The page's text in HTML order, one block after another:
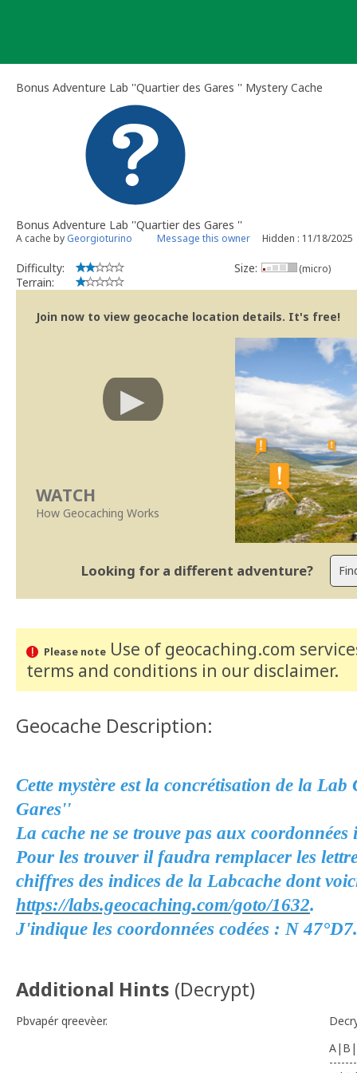
Bonus Adventure Lab ''Quartier des Gares '' Mystery Cache
Bonus Adventure Lab ''Quartier des Gares ''
A cache by Georgioturino Message this owner Hidden : 11/18/2025
Difficulty:
Terrain:
Size: (micro)
Join now to view geocache location details. It's free!
WATCH
How Geocaching Works
Looking for a different adventure?
Please noteUse of geocaching.com
terms and conditions in our disclaimer.
Geocache Description:
Cette mystère est la concrétisation de la
Gares''
La cache ne se trouve pas aux coordonnées
Pour les trouver il faudra remplacer les
chiffres des indices de la Labcache dont
https://labs.geocaching.com/goto/1632.
J'indique les coordonnées codées : N
Additional Hints (Decrypt)
Pbvapér qreevèer.